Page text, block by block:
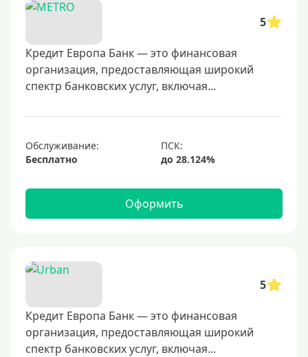
350000 руб
500000 руб
600000 руб
700000 руб
1000000 руб
С небольшим лимитом
С большим лимитом
Тип карты
Visa
UnionPay
Мир
5
Кредит Европа Банк — это финансовая
организация, предоставляющая широкий
спектр банковских услуг, включая...
Обслуживание:
Бесплатно
Оформить
5
Кредит Европа Банк — это финансовая
организация, предоставляющая широкий
спектр банковских услуг, включая...